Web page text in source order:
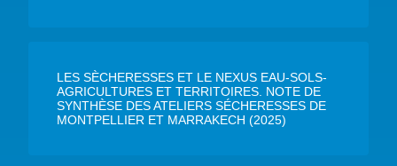
LES SÈCHERESSES ET LE NEXUS EAU-SOLS-
AGRICULTURES ET TERRITOIRES. NOTE DE
SYNTHÈSE DES ATELIERS SÉCHERESSES DE
MONTPELLIER ET MARRAKECH (2025)